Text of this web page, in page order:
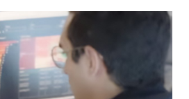
y Funcional
empresariales y mejora
de tus datos.